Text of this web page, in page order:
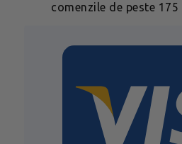
comenzile de peste 175